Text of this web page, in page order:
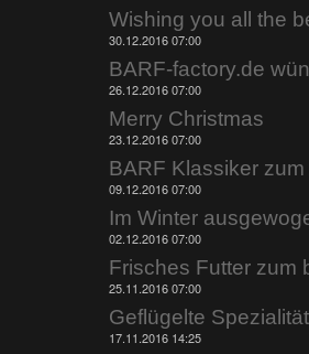
Wishing you all the
30.12.2016 07:00
26.12.2016 07:00
Merry Christmas
23.12.2016 07:00
BARF Klassiker zum
09.12.2016 07:00
Im Winter
02.12.2016 07:00
Frisches Futter zum
25.11.2016 07:00
17.11.2016 14:25